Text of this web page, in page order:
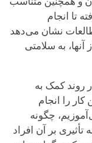
تا انجام
نشان می‌دهد
به سلامتی
روند کمک به
را انجام
چگونه
بر آن افراد